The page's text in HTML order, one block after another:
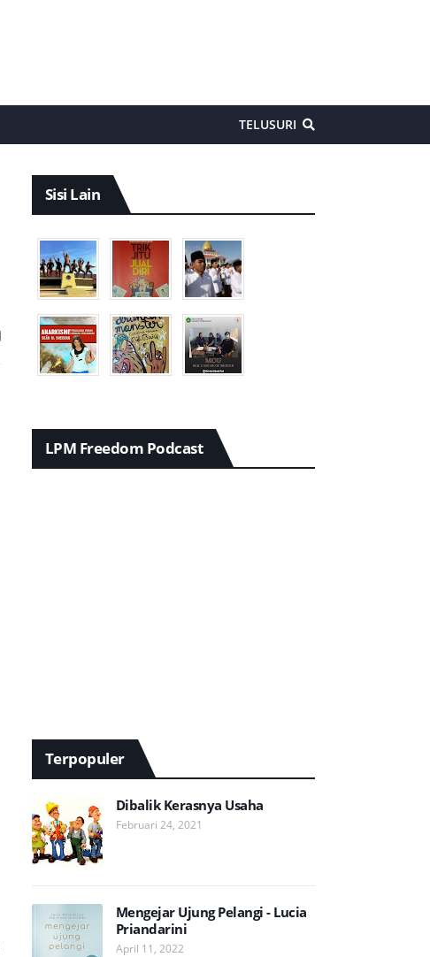
TELUSURI
Sisi Lain
LPM Freedom Podcast
Terpopuler
Dibalik Kerasnya Usaha
Februari 24, 2021
Mengejar Ujung Pelangi - Lucia
Priandarini
April 11, 2022